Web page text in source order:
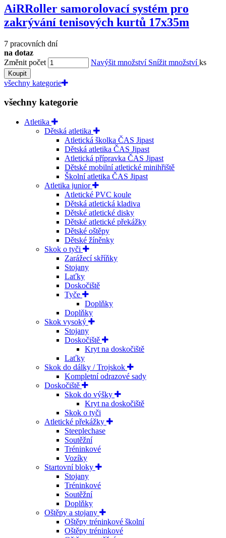
AiRRoller samorolovací systém pro
zakrývání tenisových kurtů 17x35m
7 pracovních dní
na dotaz
Změnit počet
Navýšit množství Snížit množstvíks
Koupit
všechny kategorie
všechny kategorie
Atletika
Dětská atletika
Atletická školka ČAS Jipast
Dětská atletika ČAS Jipast
Atletická přípravka ČAS Jipast
Dětské mobilní atletické minihřiště
Školní atletika ČAS Jipast
Atletika junior
Atletické PVC koule
Dětská atletická kladiva
Dětské atletické disky
Dětské atletické překážky
Dětské oštěpy
Dětské žíněnky
Skok o tyči
Zarážecí skříňky
Stojany
Laťky
Doskočiště
Tyče
Doplňky
Doplňky
Skok vysoký
Stojany
Doskočiště
Kryt na doskočiště
Laťky
Skok do dálky / Trojskok
Kompletní odrazové sady
Doskočiště
Skok do výšky
Kryt na doskočiště
Skok o tyči
Atletické překážky
Steeplechase
Soutěžní
Tréninkové
Vozíky
Startovní bloky
Stojany
Tréninkové
Soutěžní
Doplňky
Oštěpy a stojany
Oštěpy tréninkové školní
Oštěpy tréninkové